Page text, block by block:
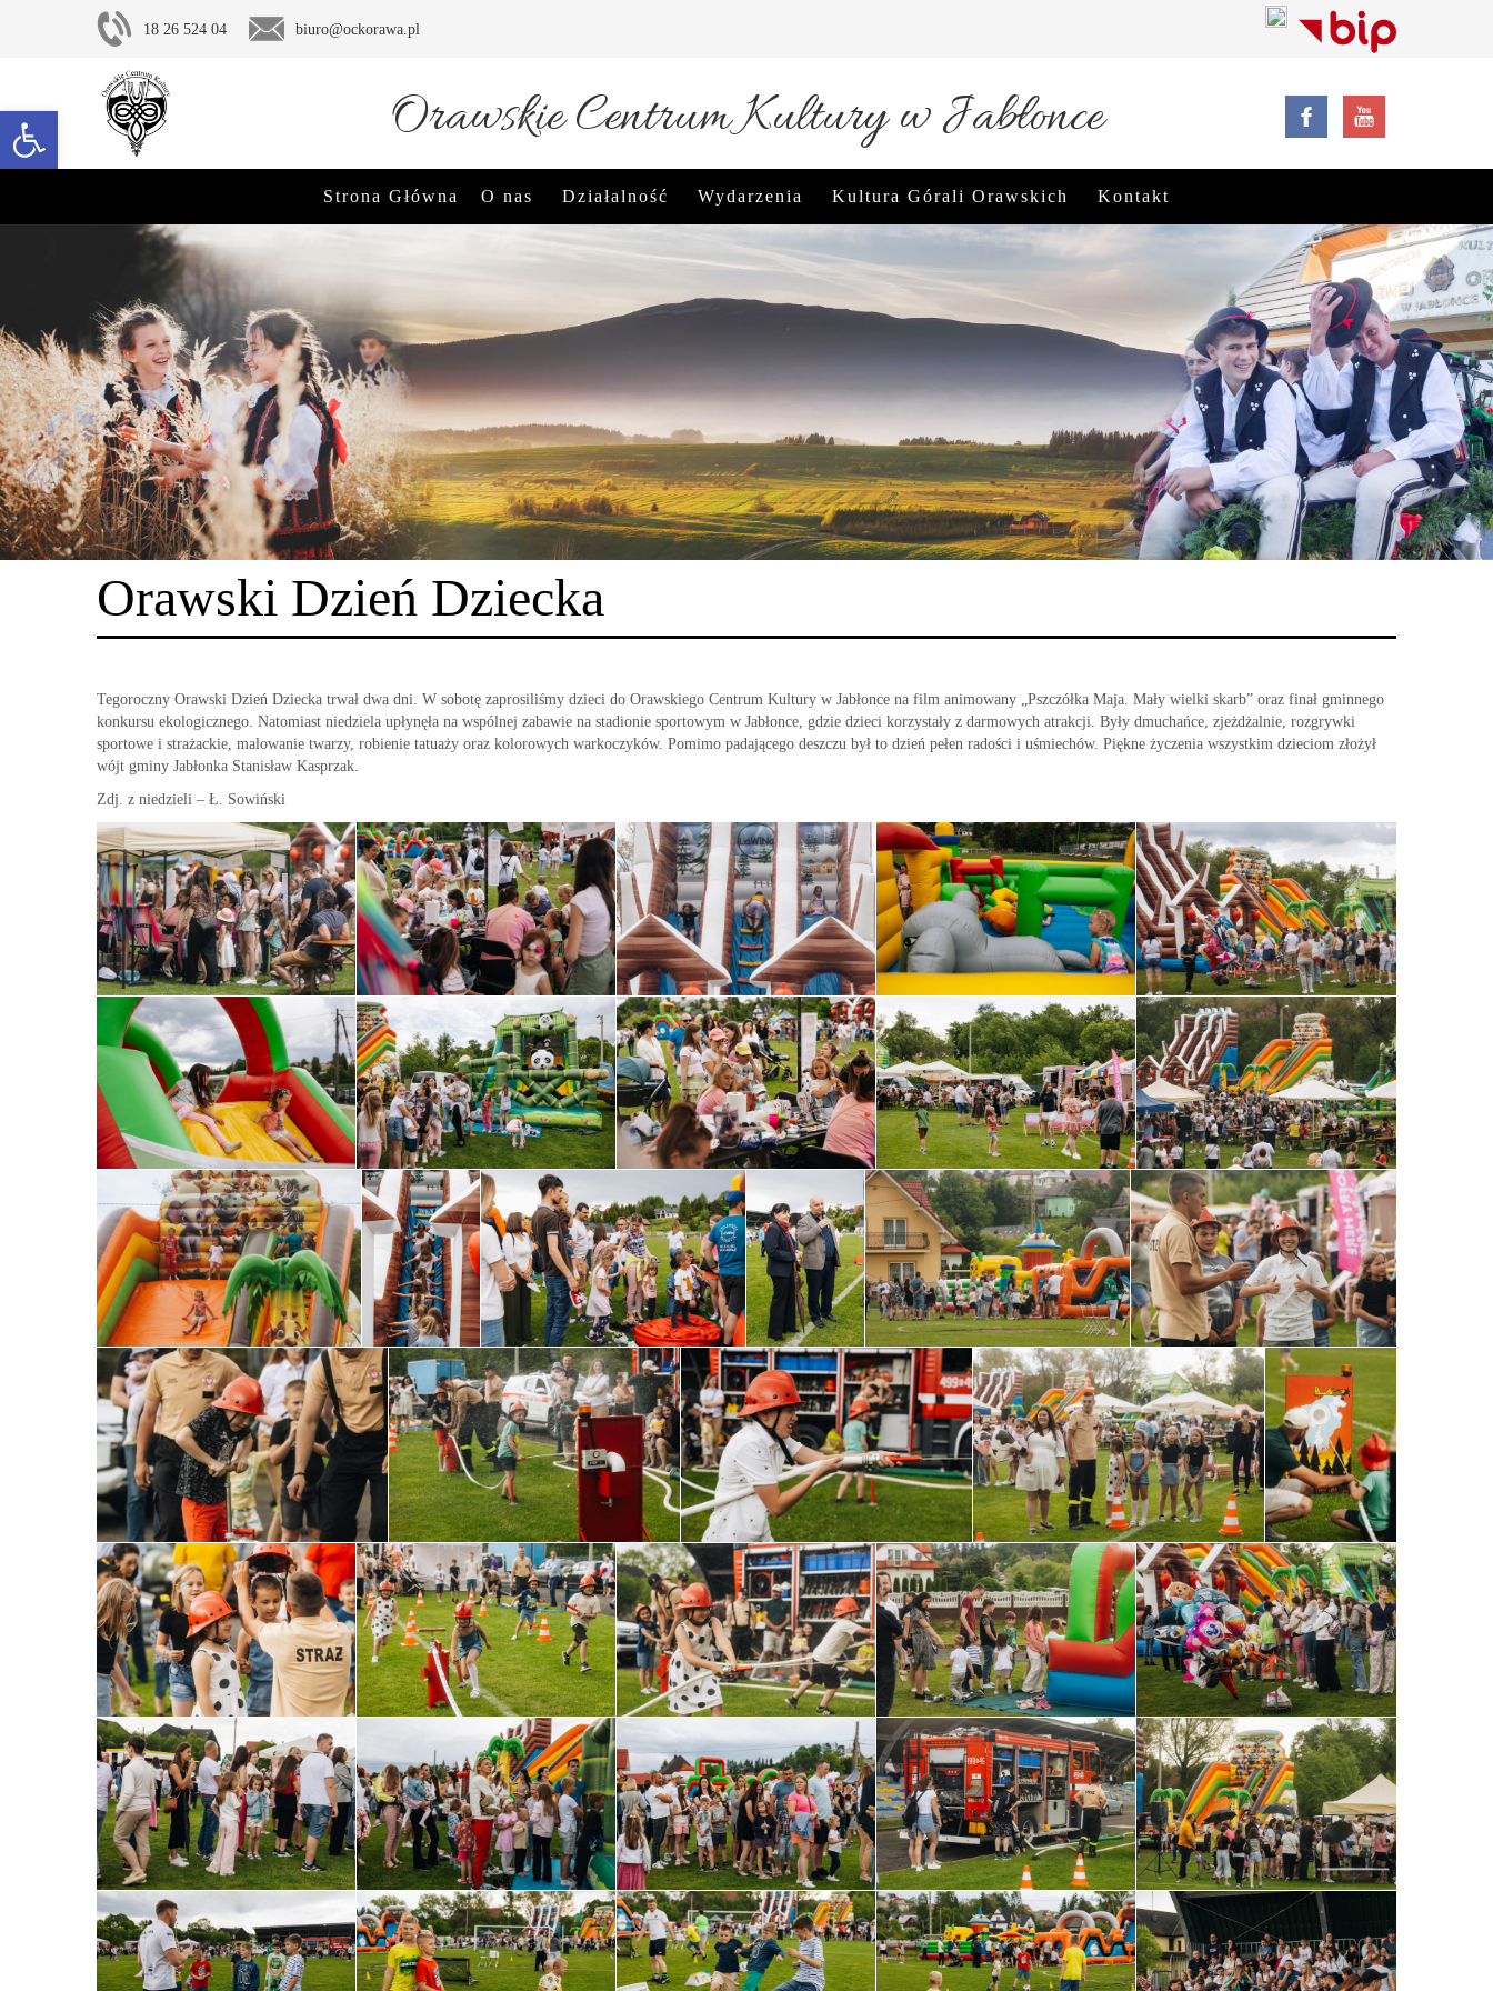
Otwórz pasek narzędzi
18 26 524 04 biuro@ockorawa.pl
Orawskie Centrum Kultury w Jabłonce
Strona Główna O nas Działalność Wydarzenia Kultura Górali Orawskich Kontakt
Orawski Dzień Dziecka
Tegoroczny Orawski Dzień Dziecka trwał dwa dni. W sobotę zaprosiliśmy dzieci do Orawskiego Centrum Kultury w Jabłonce na film animowany „Pszczółka Maja. Mały wielki skarb” oraz finał gminnego
konkursu ekologicznego. Natomiast niedziela upłynęła na wspólnej zabawie na stadionie sportowym w Jabłonce, gdzie dzieci korzystały z darmowych atrakcji. Były dmuchańce, zjeżdżalnie, rozgrywki
sportowe i strażackie, malowanie twarzy, robienie tatuaży oraz kolorowych warkoczyków. Pomimo padającego deszczu był to dzień pełen radości i uśmiechów. Piękne życzenia wszystkim dzieciom złożył
wójt gminy Jabłonka Stanisław Kasprzak.
Zdj. z niedzieli – Ł. Sowiński